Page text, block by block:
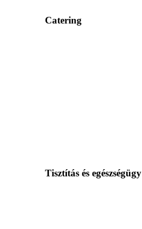
Catering
Tisztítás és egészségügy